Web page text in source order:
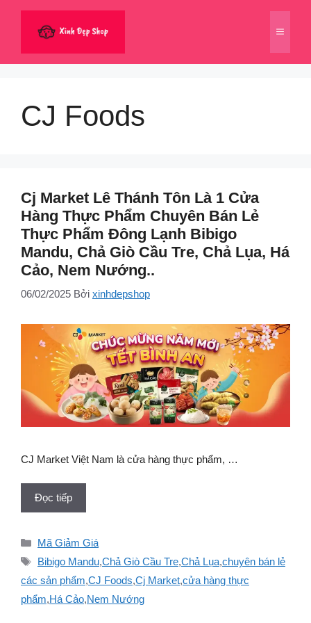
dung
Menu
CJ Foods
Cj Market Lê Thánh Tôn Là 1 Cửa
Hàng Thực Phẩm Chuyên Bán Lẻ
Thực Phẩm Đông Lạnh Bibigo
Mandu, Chả Giò Cầu Tre, Chả Lụa, Há
Cảo, Nem Nướng..
06/02/2025 Bởi xinhdepshop
CJ Market Việt Nam là cửa hàng thực phẩm, …
Đọc tiếp
Danh
mục
Mã Giảm Giá
Thẻ
Bibigo Mandu,Chả Giò Cầu Tre,Chả Lụa,chuyên bán lẻ
các sản phẩm,CJ Foods,Cj Market,cửa hàng thực
phẩm,Há Cảo,Nem Nướng